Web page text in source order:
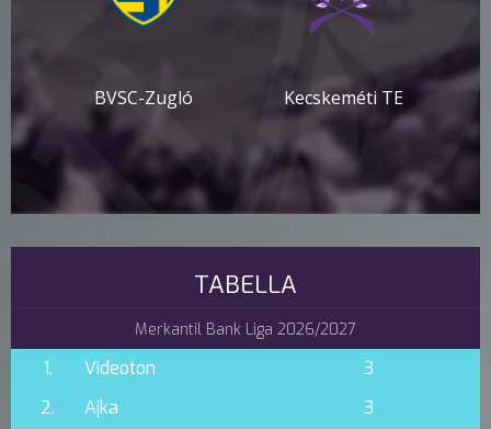
BVSC-Zugló Kecskeméti TE
TABELLA
Merkantil Bank Liga 2026/2027
1. Videoton
3
2.
Ajka
3